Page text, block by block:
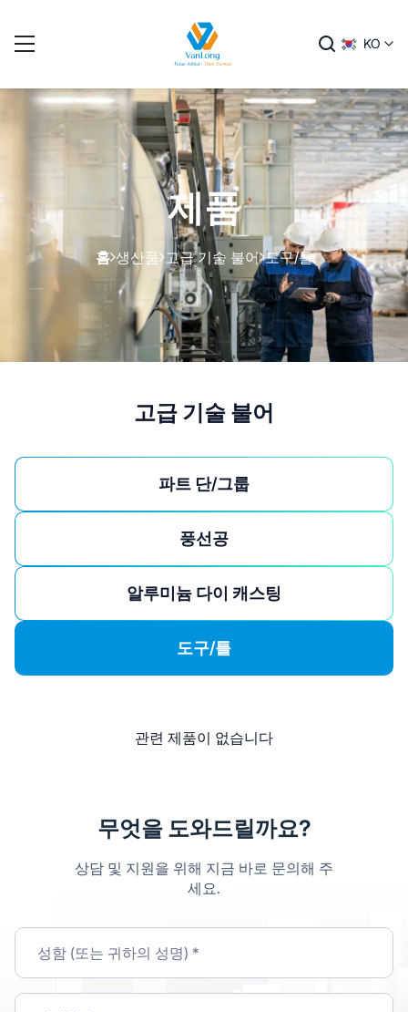
KO
제품
홈 생산품 고급 기술 불어 도구/틀
고급 기술 불어
파트 단/그룹
풍선공
알루미늄 다이 캐스팅
도구/틀
관련 제품이 없습니다
무엇을 도와드릴까요?
상담 및 지원을 위해 지금 바로 문의해 주
세요.